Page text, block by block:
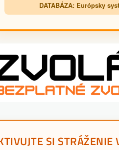
DATABÁZA: Európsky
SI STRÁŽENIE